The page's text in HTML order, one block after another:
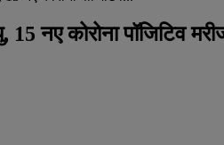
15 नए कोरोना पॉजिटिव